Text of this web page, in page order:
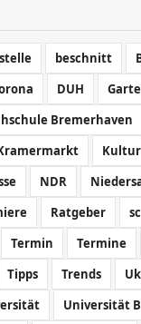
beschnitt
DUH
Bremerhaven
Kultur
NDR
Ratgeber
Termin Termine
Tipps Trends
Universität